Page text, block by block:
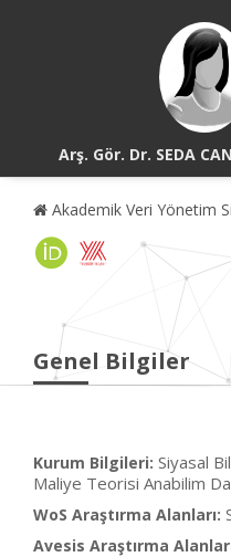
Arş. Gör. Dr. SEDA
Akademik Veri Yönetim
Genel Bilgiler
Kurum Bilgileri: Siyasal
Maliye Teorisi Anabilim
WoS Araştırma Alanları:
Avesis Araştırma